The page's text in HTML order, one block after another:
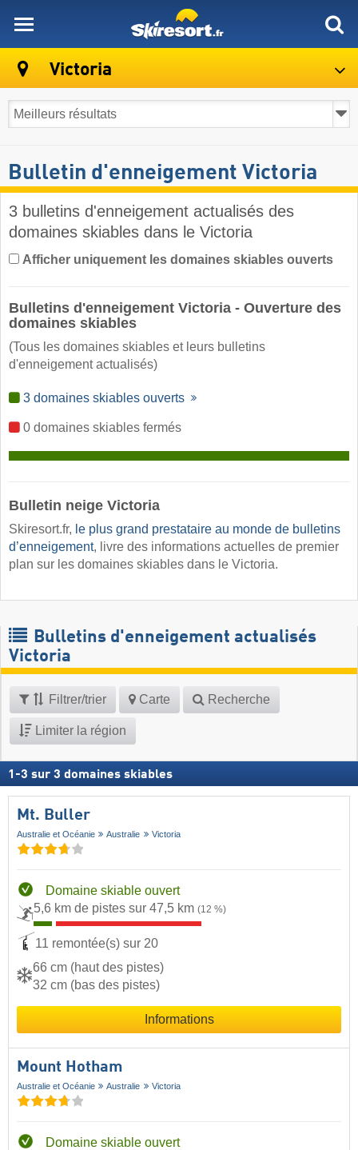
Victoria
Bulletin d'enneigement Victoria
3 bulletins d'enneigement actualisés des
domaines skiables dans le Victoria ​
Afficher uniquement les domaines skiables ouverts
Bulletins d'enneigement Victoria - Ouverture des
domaines skiables
(Tous les domaines skiables et leurs bulletins
d'enneigement actualisés)
3 domaines skiables ouverts
0 domaines skiables fermés
Bulletin neige Victoria ​
Skiresort.fr, le plus grand prestataire au monde de bulletins
d’enneigement, livre des informations actuelles de premier
plan sur les domaines skiables dans le Victoria.
Bulletins d'enneigement actualisés
Victoria
Filtrer/trier Carte Recherche
Limiter la région
1 -3 sur 3 domaines skiables
Mt. Buller
Australie et Océanie Australie Victoria
Domaine skiable ouvert
5,6 km de pistes sur 47,5 km (12 %)
11 remontée(s) sur 20
66 cm (haut des pistes)
32 cm (bas des pistes)
Informations
Mount Hotham
Australie et Océanie Australie Victoria
Domaine skiable ouvert